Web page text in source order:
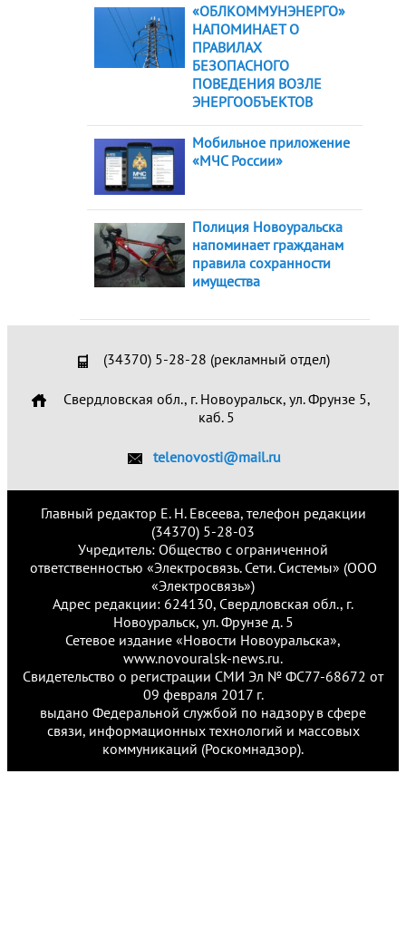
«ОБЛКОММУНЭНЕРГО»
НАПОМИНАЕТ О
ПРАВИЛАХ
БЕЗОПАСНОГО
ПОВЕДЕНИЯ ВОЗЛЕ
ЭНЕРГООБЪЕКТОВ
Мобильное приложение
«МЧС России»
Полиция Новоуральска
напоминает гражданам
правила сохранности
имущества
(34370) 5-28-28 (рекламный отдел)
Свердловская обл., г. Новоуральск, ул. Фрунзе 5,
каб. 5
telenovosti@mail.ru
Главный редактор Е. Н. Евсеева, телефон редакции
(34370) 5-28-03
Учредитель: Общество с ограниченной
ответственностью «Электросвязь. Сети. Системы» (ООО
«Электросвязь»)
Адрес редакции: 624130, Свердловская обл., г.
Новоуральск, ул. Фрунзе д. 5
Сетевое издание «Новости Новоуральска»,
www.novouralsk-news.ru.
Свидетельство о регистрации СМИ Эл № ФС77-68672 от
09 февраля 2017 г.
выдано Федеральной службой по надзору в сфере
связи, информационных технологий и массовых
коммуникаций (Роскомнадзор).